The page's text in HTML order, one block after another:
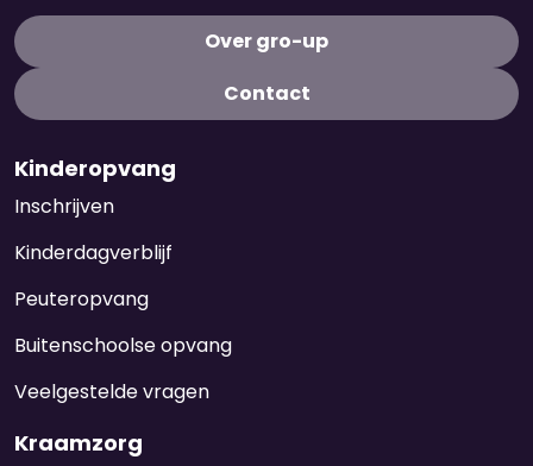
Over gro-up
Contact
Kinderopvang
Inschrijven
Kinderdagverblijf
Peuteropvang
Buitenschoolse opvang
Veelgestelde vragen
Kraamzorg